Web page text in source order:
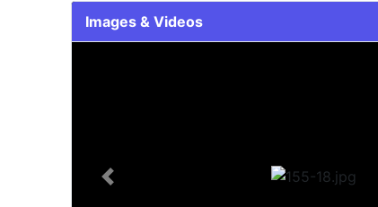
Images & Videos
Previous